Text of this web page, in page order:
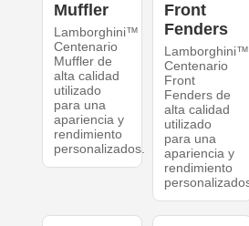
Muffler
Lamborghini™
Centenario
Muffler de
alta calidad
utilizado
para una
apariencia y
rendimiento
personalizados.
Front
Fenders
Lamborghini™
Centenario
Front
Fenders de
alta calidad
utilizado
para una
apariencia y
rendimiento